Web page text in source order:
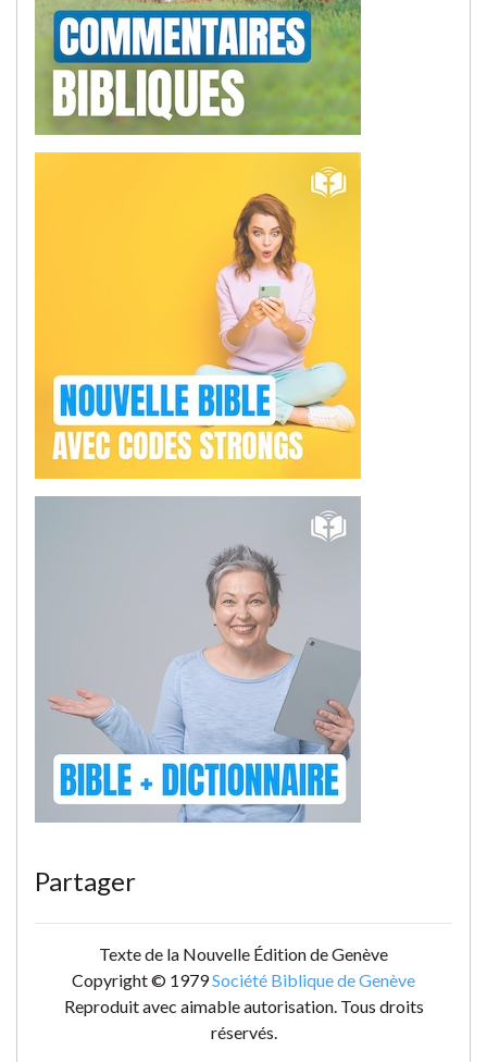
Partager
Texte de la Nouvelle Édition de Genève
Copyright © 1979Société Biblique de Genève
Reproduit avec aimable autorisation. Tous droits
réservés.